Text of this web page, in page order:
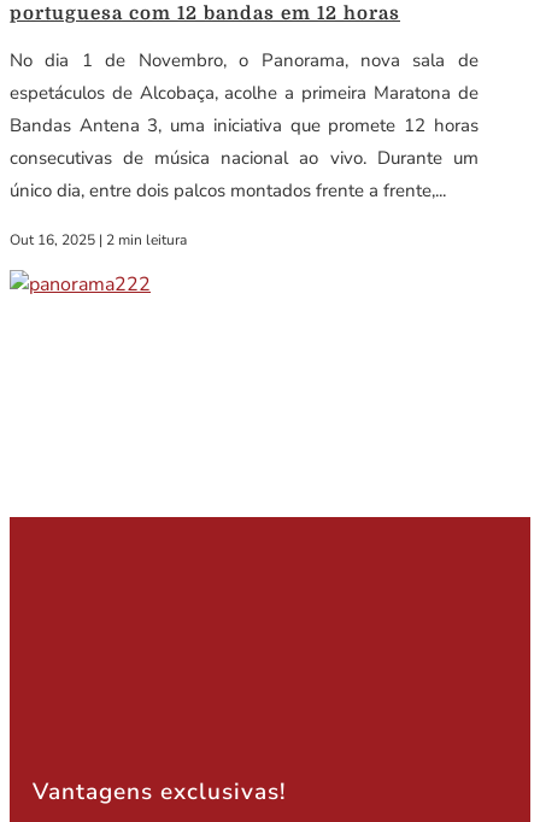
portuguesa com 12 bandas em 12 horas
No dia 1 de Novembro, o Panorama, nova sala de
espetáculos de Alcobaça, acolhe a primeira Maratona de
Bandas Antena 3, uma iniciativa que promete 12 horas
consecutivas de música nacional ao vivo. Durante um
único dia, entre dois palcos montados frente a frente,...
Out 16, 2025 | 2 min leitura
Vantagens exclusivas!